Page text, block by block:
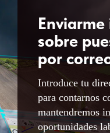
sobre
por
Introduce tu
para contarnos
mantendremos
oportunidades